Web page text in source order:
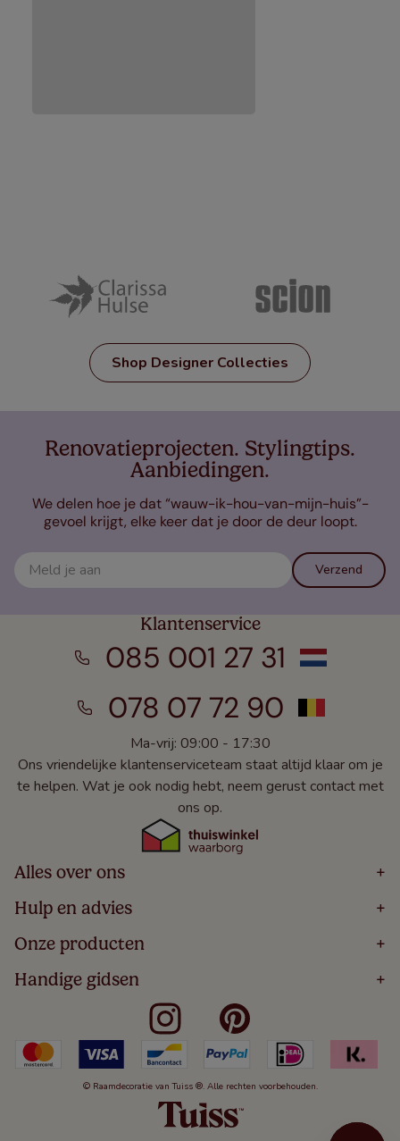
Shop Designer Collecties
Renovatieprojecten. Stylingtips.
Aanbiedingen.
We delen hoe je dat “wauw-ik-hou-van-mijn-huis”-
gevoel krijgt, elke keer dat je door de deur loopt.
Verzend
Klantenservice
085 001 27 31
078 07 72 90
Ma-vrij: 09:00 - 17:30
Ons vriendelijke klantenserviceteam staat altijd klaar om je
te helpen. Wat je ook nodig hebt, neem gerust contact met
ons op.
Alles over ons +
Home
Over
Bestellen
Winacties
Veelgestelde Vragen
Hulp en advies +
Volg Je Bestelling
Levering
5 Jaar Garantie
Algemene Voorwaarden
Kindveiligheid
Cookies
Herroepingsrecht
Onze producten +
Houten Jaloezieën
Rolgordijnen
Verticale Jaloezieën
Duo Rolgordijnen
Duo Plisségordijnen
Handige gidsen +
Meten Voor Raamdecoratie
Badkamer Raamdecoratie
Slaapkamer Raamdecoratie
Keuken Raamdecoratie
De Jaloezieën Gids
Jaloezieënwoordenboek
© Raamdecoratie van Tuiss ®. Alle rechten voorbehouden.